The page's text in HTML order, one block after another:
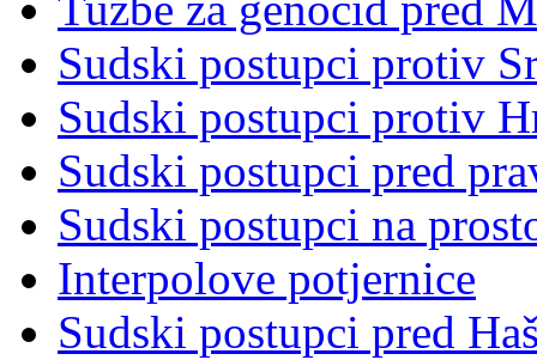
Sudski postupci protiv
Sudski postupci protiv
Sudski postupci pred
Sudski postupci na
Interpolove potjernice
Sudski postupci pred